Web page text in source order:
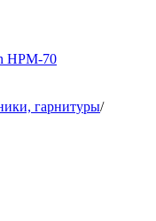
HPM-70
гарнитуры/